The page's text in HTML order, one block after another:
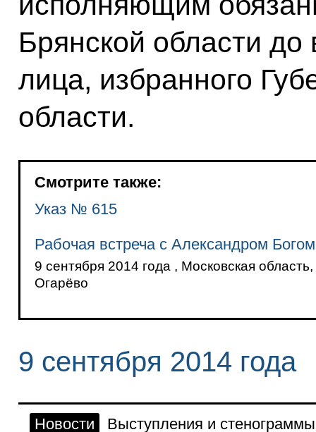
Брянской области до
лица, избранного
области.
Смотрите также:
Указ № 615
Рабочая встреча с Александром
9 сентября 2014 года , Московская
Огарёво
9 сентября 2014 года
Новости Выступления и стенограммы